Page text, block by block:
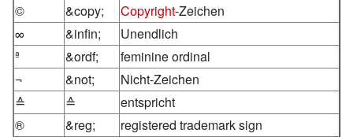
© &copy; Copyright-Zeichen
∞
&infin;
Unendlich
ª
&ordf;
feminine ordinal
¬
&not;
Nicht-Zeichen
≙
≙
entspricht
®
&reg;
registered trademark sign